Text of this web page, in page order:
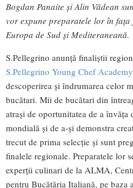
Bogdan Panaite și Alin Vădean
vor expune preparatele lor în
Europa de Sud și Mediteraneană.
S.Pellegrino anunță finaliștii
S.Pellegrino Young Chef Academy
descoperirea și îndrumarea celor
bucătari. Mii de bucătari din
atrași de oportunitatea de a
mondială și de a-și demonstra
trecut de prima selecție și sunt
finalele regionale. Preparatele lor
experții culinari de la ALMA,
pentru Bucătăria Italiană, pe